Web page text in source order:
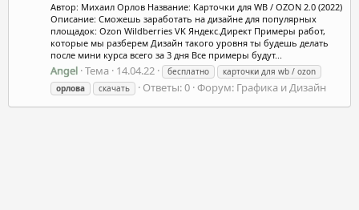
Автор: Михаил Орлов Название: Карточки для WB / OZON 2.0 (2022)
Описание: Сможешь заработать на дизайне для популярных
площадок: Ozon Wildberries VK Яндекс.Директ Примеры работ,
которые мы разберем Дизайн такого уровня ты будешь делать
после мини курса всего за 3 дня Все примеры будут...
Angel Тема 14.04.22 бесплатно
карточки для wb / ozon
орлова
скачать Ответы: 0 Форум: Графика и Дизайн